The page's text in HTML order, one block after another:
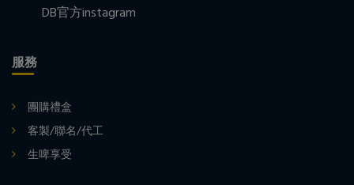
DB官方instagram
服務
團購禮盒
客製/聯名/代工
生啤享受